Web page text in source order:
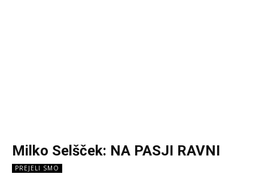
Milko Selšček: NA PASJI RAVNI
PREJELI SMO